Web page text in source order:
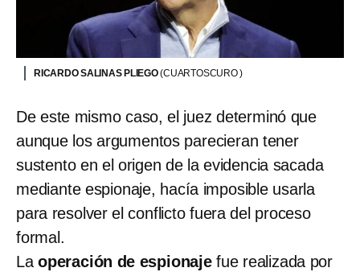
RICARDO SALINAS PLIEGO(CUARTOSCURO )
De este mismo caso, el juez determinó que
aunque los argumentos parecieran tener
sustento en el origen de la evidencia sacada
mediante espionaje, hacía imposible usarla
para resolver el conflicto fuera del proceso
formal.
Laoperación de espionajefue realizada por